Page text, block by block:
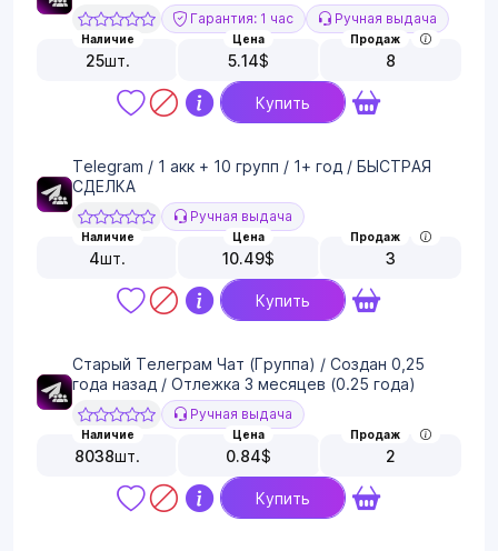
Гарантия: 1 час Ручная выдача
Наличие
25шт.
Цена
5.14$
Продаж
8
Купить
Telegram / 1 акк + 10 групп / 1+ год / БЫСТРАЯ
СДЕЛКА
Ручная выдача
Наличие
4шт.
Цена
10.49$
Продаж
3
Купить
Старый Телеграм Чат (Группа) / Создан 0,25
года назад / Отлежка 3 месяцев (0.25 года)
Ручная выдача
Наличие
8038шт.
Цена
0.84$
Продаж
2
Купить